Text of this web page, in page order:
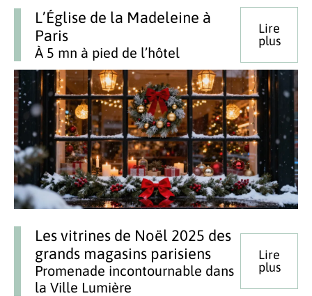
L’Église de la Madeleine à
Paris
À 5 mn à pied de l’hôtel
Lire
plus
Les vitrines de Noël 2025 des
grands magasins parisiens
Promenade incontournable dans
la Ville Lumière
Lire
plus